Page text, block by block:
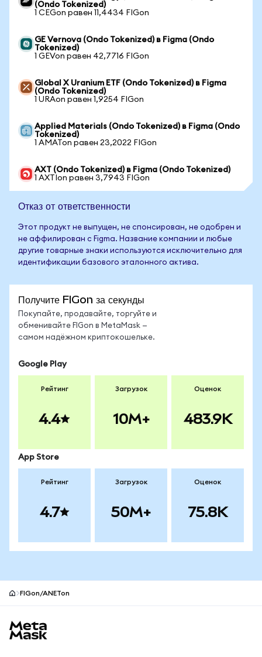
(Ondo Tokenized)
1 CEGon равен 11,4434 FIGon
GE Vernova (Ondo Tokenized) в Figma (Ondo
Tokenized)
1 GEVon равен 42,7716 FIGon
Global X Uranium ETF (Ondo Tokenized) в Figma
(Ondo Tokenized)
1 URAon равен 1,9254 FIGon
Applied Materials (Ondo Tokenized) в Figma (Ondo
Tokenized)
1 AMATon равен 23,2022 FIGon
AXT (Ondo Tokenized) в Figma (Ondo Tokenized)
1 AXTIon равен 3,7943 FIGon
Отказ от ответственности
Этот продукт не выпущен, не спонсирован, не одобрен и
не аффилирован с Figma. Название компании и любые
другие товарные знаки используются исключительно для
идентификации базового эталонного актива.
Получите FIGon за секунды
Покупайте, продавайте, торгуйте и
обменивайте FIGon в MetaMask —
самом надёжном криптокошельке.
Google Play
Рейтинг
4.4
Загрузок
10M+
Оценок
483.9K
App Store
Рейтинг
4.7
Загрузок
50M+
Оценок
75.8K
FIGon/ANETon